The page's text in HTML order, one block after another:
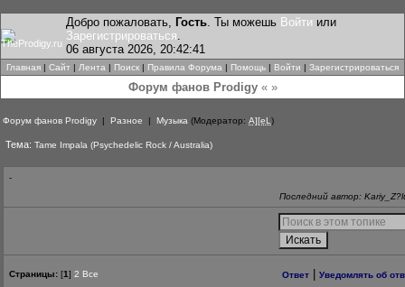
Добро пожаловать, Гость. Ты можешь Войти или
Зарегистрироваться.
06 августа 2026, 20:42:41
Главная | Сайт | Лента | Поиск | Правила Форума | Помощь | Войти | Зарегистрироваться
Форум фанов Prodigy« »
Форум фанов Prodigy | Разное | Музыка (Модератор: A][eL )
Тема: Tame Impala (Psychedelic Rock / Australia)
-
Последний автор:
Страницы: [1] 2 Все Ответ Уведомлять об